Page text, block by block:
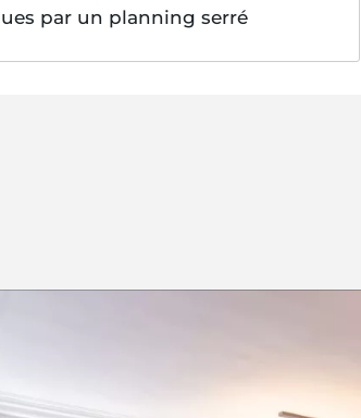
par un planning serré